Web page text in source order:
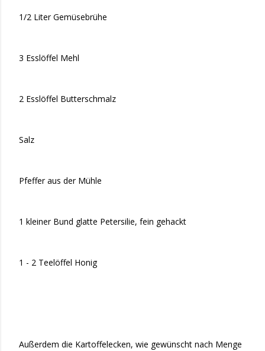
1/2 Liter Gemüsebrühe
3 Esslöffel Mehl
2 Esslöffel Butterschmalz
Salz
Pfeffer aus der Mühle
1 kleiner Bund glatte Petersilie, fein gehackt
1 - 2 Teelöffel Honig
Außerdem die Kartoffelecken, wie gewünscht nach Menge